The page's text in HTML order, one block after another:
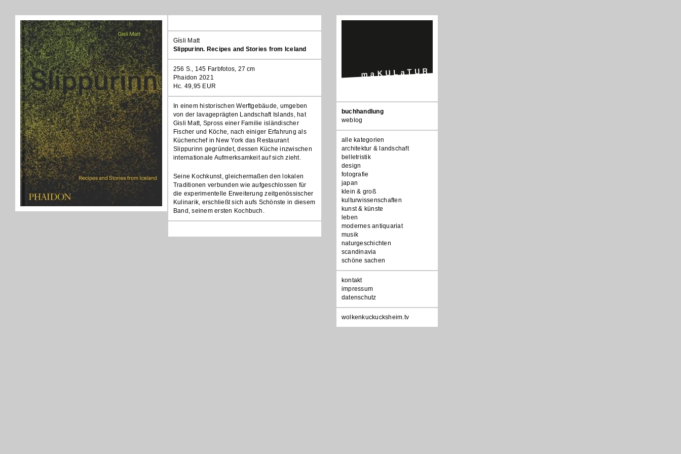
Gísli Matt
Slippurinn. Recipes and Stories from Iceland
256 S., 145 Farbfotos, 27 cm
Phaidon 2021
Hc. 49,95 EUR
In einem historischen Werftgebäude, umgeben
von der lavageprägten Landschaft Islands, hat
Gisli Matt, Spross einer Familie isländischer
Fischer und Köche, nach einiger Erfahrung als
Küchenchef in New York das Restaurant
Slippurinn gegründet, dessen Küche inzwischen
internationale Aufmerksamkeit auf sich zieht.
Seine Kochkunst, gleichermaßen den lokalen
Traditionen verbunden wie aufgeschlossen für
die experimentelle Erweiterung zeitgenössischer
Kulinarik, erschließt sich aufs Schönste in diesem
Band, seinem ersten Kochbuch.
Navigation
überspringen
buchhandlung
weblog
alle kategorien
architektur & landschaft
belletristik
design
fotografie
japan
klein & groß
kulturwissenschaften
kunst & künste
leben
modernes antiquariat
musik
naturgeschichten
scandinavia
schöne sachen
Navigation
überspringen
kontakt
impressum
datenschutz
wolkenkuckucksheim.tv